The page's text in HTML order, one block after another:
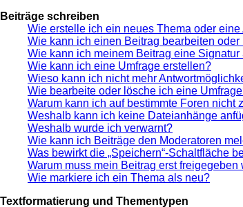
Beiträge schreiben
Wie erstelle ich ein neues Thema oder eine
Wie kann ich einen Beitrag bearbeiten oder
Wie kann ich meinem Beitrag eine Signatur
Wie kann ich eine Umfrage erstellen?
Wieso kann ich nicht mehr
Wie bearbeite oder lösche ich eine
Warum kann ich auf bestimmte Foren nicht
Weshalb kann ich keine Dateianhänge
Weshalb wurde ich verwarnt?
Wie kann ich Beiträge den Moderatoren
Was bewirkt die „Speichern“-Schaltfläche
Warum muss mein Beitrag erst freigegeben
Wie markiere ich ein Thema als neu?
Textformatierung und Thementypen